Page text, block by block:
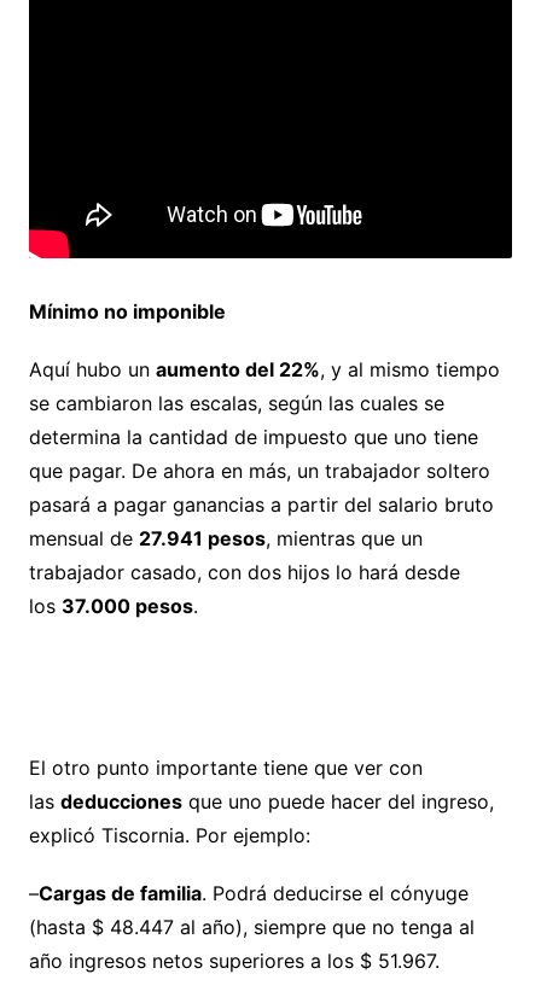
Mínimo no imponible
Aquí hubo un aumento del 22%, y al mismo tiempo
se cambiaron las escalas, según las cuales se
determina la cantidad de impuesto que uno tiene
que pagar. De ahora en más, un trabajador soltero
pasará a pagar ganancias a partir del salario bruto
mensual de 27.941 pesos, mientras que un
trabajador casado, con dos hijos lo hará desde
los 37.000 pesos.
El otro punto importante tiene que ver con
las deduccionesque uno puede hacer del ingreso,
explicó Tiscornia. Por ejemplo:
–Cargas de familia. Podrá deducirse el cónyuge
(hasta $ 48.447 al año), siempre que no tenga al
año ingresos netos superiores a los $ 51.967.